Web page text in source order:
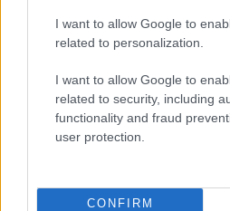
I want to allow Google to
related to personalization.
I want to allow Google to
related to security, including
functionality and fraud
user protection.
CONFIRM
FLER ARTIKLAR
Medlemsartikel